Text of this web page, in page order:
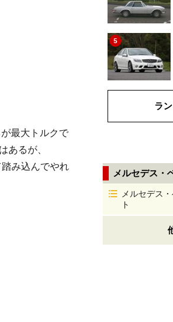
最大トルクで
あるが、
み込んでやれ
5
ラ
メルセデス・
メルセデス
ト